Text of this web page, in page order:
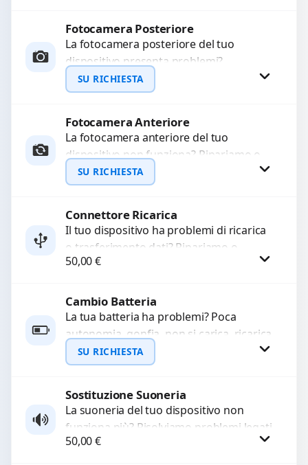
Procedi
Fotocamera Posteriore
La fotocamera posteriore del tuo
dispositivo presenta problemi?
Interveniamo per risolvere guasti come
immagini sfocate, messa a fuoco non
SU RICHIESTA
Richiedi Preventivo
WhatsApp
Fotocamera Anteriore
La fotocamera anteriore del tuo
dispositivo non funziona? Ripariamo o
sostituiamo fotocamere guaste con
problemi come immagini sfocate, messa
SU RICHIESTA
Richiedi Preventivo
Connettore Ricarica
Il tuo dispositivo ha problemi di ricarica
o trasferimento dati? Ripariamo o
sostituiamo connettori di ricarica guasti,
50,00€
Procedi
Cambio Batteria
La tua batteria ha problemi? Poca
autonomia, gonfia, non si carica, ricarica
lenta o cicli di ricarica esauriti?
Sostituiamo la...
SU RICHIESTA
Richiedi Preventivo
Sostituzione Suoneria
La suoneria del tuo dispositivo non
funziona più? Risolviamo problemi legati
a moduli audio difettosi con interventi
50,00€